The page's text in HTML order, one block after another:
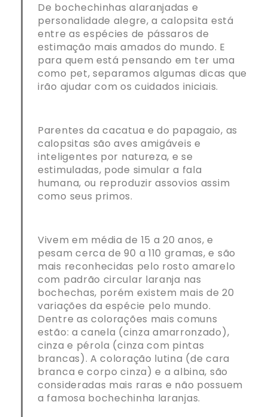
De bochechinhas alaranjadas e
personalidade alegre, a calopsita está
entre as espécies de pássaros de
estimação mais amados do mundo. E
para quem está pensando em ter uma
como pet, separamos algumas dicas que
irão ajudar com os cuidados iniciais.
Parentes da cacatua e do papagaio, as
calopsitas são aves amigáveis e
inteligentes por natureza, e se
estimuladas, pode simular a fala
humana, ou reproduzir assovios assim
como seus primos.
Vivem em média de 15 a 20 anos, e
pesam cerca de 90 a 110 gramas, e são
mais reconhecidas pelo rosto amarelo
com padrão circular laranja nas
bochechas, porém existem mais de 20
variações da espécie pelo mundo.
Dentre as colorações mais comuns
estão: a canela (cinza amarronzado),
cinza e pérola (cinza com pintas
brancas). A coloração lutina (de cara
branca e corpo cinza) e a albina, são
consideradas mais raras e não possuem
a famosa bochechinha laranjas.